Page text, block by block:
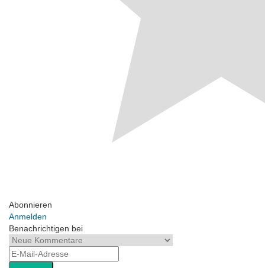
Abonnieren
Anmelden
Benachrichtigen bei